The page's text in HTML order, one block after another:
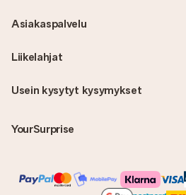
Usein kysytyt kysymykset
YourSurprise
Asiakaspalvelu
Liikelahjat